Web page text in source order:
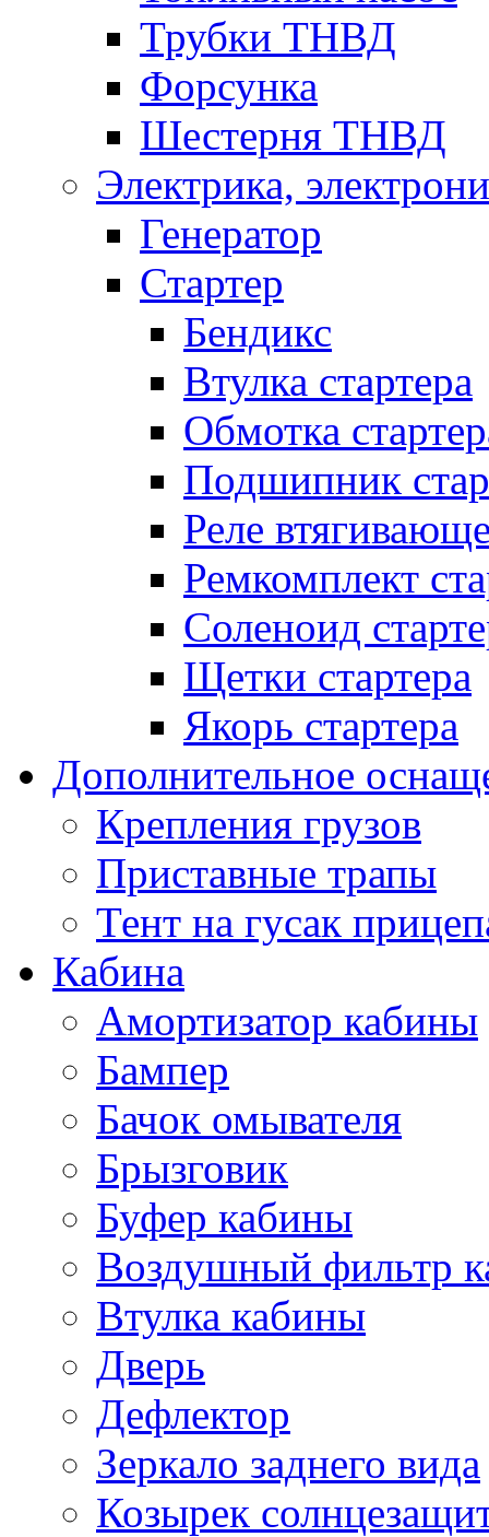
Трубки ТНВД
Форсунка
Шестерня ТНВД
Электрика,
Генератор
Стартер
Бендикс
Втулка стартера
Обмотка
Подшипник
Реле
Ремкомплект
Соленоид
Щетки стартера
Якорь стартера
Дополнительное
Крепления грузов
Приставные трапы
Тент на гусак
Кабина
Амортизатор кабины
Бампер
Бачок омывателя
Брызговик
Буфер кабины
Воздушный фильтр
Втулка кабины
Дверь
Дефлектор
Зеркало заднего вида
Козырек